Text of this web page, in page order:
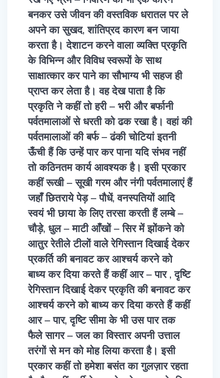
बनकर उसे जीवन की वस्तविक धरातल पर ले
अपने का सुखद, शांतिप्रद कारण बन जाया
करता है। देशाटन करने वाला व्यक्ति प्रकृति
के विभिन्न और विविध स्वरूपों के साथ
साक्षात्कार कर पाने का सौभाग्य भी सहज ही
प्राप्त कर लेता है। वह देख पाता है कि
प्रकृति ने कहीं तो हरी – भरी और बर्फानी
पर्वतमालाओं से धरती को ढक रखा है। वहां की
पर्वतमालाओं की बर्फ – ढंकी चोटियां इतनी
ऊँची हैं कि उन्हें पार कर पाना यदि संभव नहीं
तो कठिनतम कार्य आवश्यक है। इसी प्रकार
कहीं रूखी – सूखी गरम और नंगी पर्वतमालाएं हैं
जहाँ छितराये पेड़ – पौधें, वनस्पतियों आदि
स्वयं भी छाया के लिए तरसा करती हैं लम्बे –
चौड़े, धुल – माटी आँखों – सिर में झोंकने को
आतुर रेतीले टीलों वाले रेगिस्तान दिखाई देकर
प्रकर्ति की बनावट कर आश्चर्य करने को
बाध्य कर दिया करते हैं कहीं आर – पार , दृष्टि
रेगिस्तान दिखाई देकर प्रकृति की बनावट कर
आश्चर्य करने को बाध्य कर दिया करते हैं कहीं
आर – पार, दृष्टि सीमा के भी उस पार तक
फैले सागर – जल का विस्तार अपनी उत्ताल
तरंगों से मन को मोह लिया करता है। इसी
प्रकार कहीं तो हमेशा बसंत का गुलज़ार रहता